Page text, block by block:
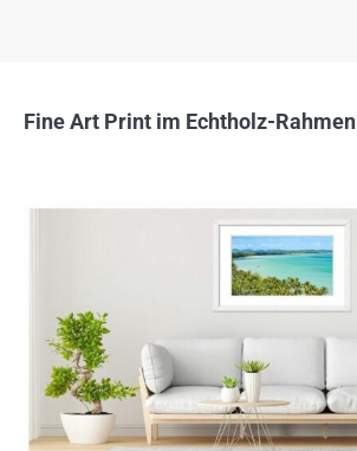
Fine Art Print im Echtholz-Rahmen